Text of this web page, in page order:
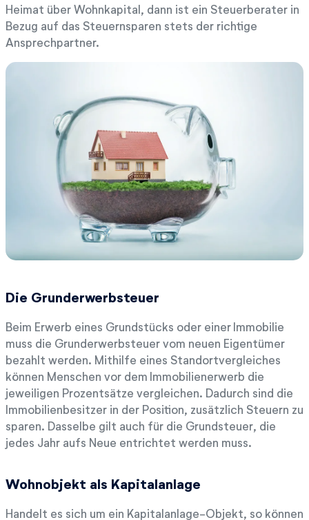
Heimat über Wohnkapital, dann ist ein Steuerberater in
Bezug auf das Steuernsparen stets der richtige
Ansprechpartner.
Die Grunderwerbsteuer
Beim Erwerb eines Grundstücks oder einer Immobilie
muss die Grunderwerbsteuer vom neuen Eigentümer
bezahlt werden. Mithilfe eines Standortvergleiches
können Menschen vor dem Immobilienerwerb die
jeweiligen Prozentsätze vergleichen. Dadurch sind die
Immobilienbesitzer in der Position, zusätzlich Steuern zu
sparen. Dasselbe gilt auch für die Grundsteuer, die
jedes Jahr aufs Neue entrichtet werden muss.
Wohnobjekt als Kapitalanlage
Handelt es sich um ein Kapitalanlage-Objekt, so können